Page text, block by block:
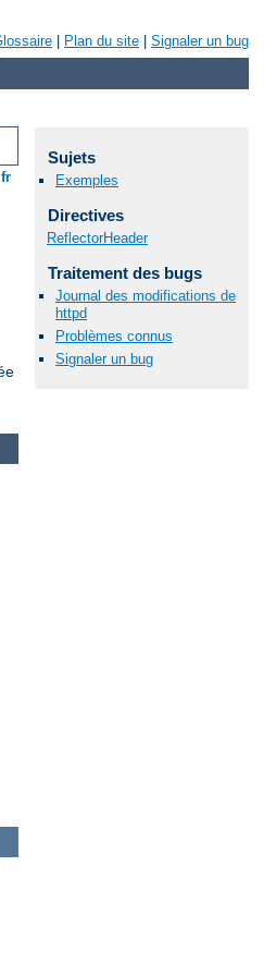
Plan du site Signaler un bug
fr
Sujets
Exemples
Directives
ReflectorHeader
Traitement des bugs
Journal des modifications de
httpd
Problèmes connus
Signaler un bug